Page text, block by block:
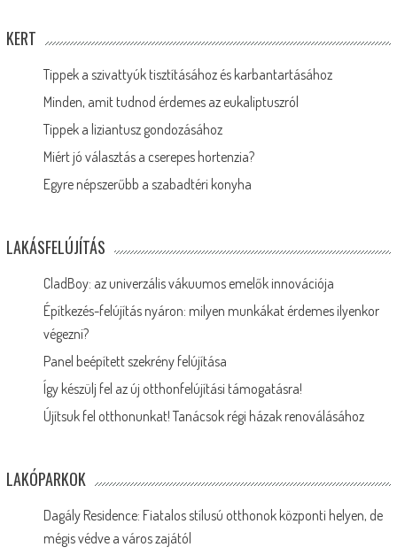
KERT
Tippek a szivattyúk tisztításához és karbantartásához
Minden, amit tudnod érdemes az eukaliptuszról
Tippek a liziantusz gondozásához
Miért jó választás a cserepes hortenzia?
Egyre népszerűbb a szabadtéri konyha
LAKÁSFELÚJÍTÁS
CladBoy: az univerzális vákuumos emelők innovációja
Építkezés-felújítás nyáron: milyen munkákat érdemes ilyenkor
végezni?
Panel beépített szekrény felújítása
Így készülj fel az új otthonfelújítási támogatásra!
Újítsuk fel otthonunkat! Tanácsok régi házak renoválásához
LAKÓPARKOK
Dagály Residence: Fiatalos stílusú otthonok központi helyen, de
mégis védve a város zajától